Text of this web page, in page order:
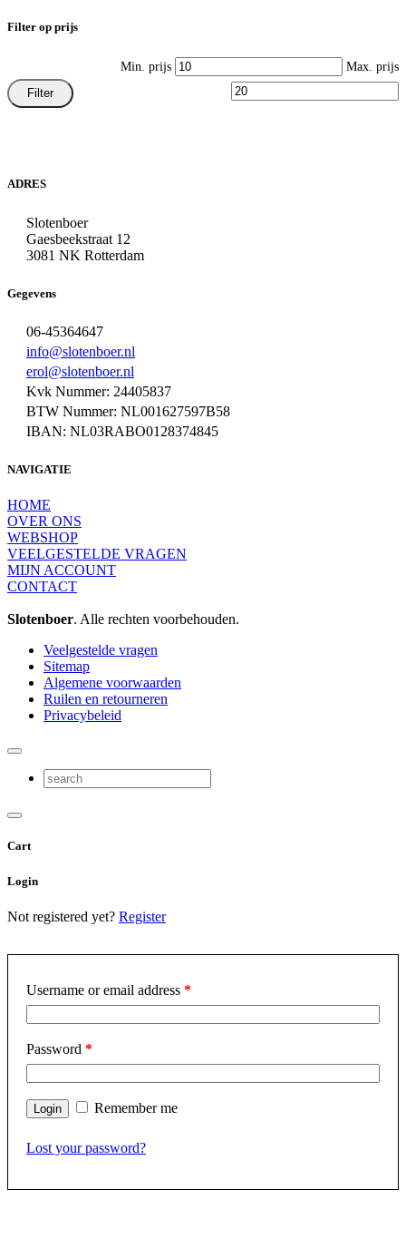
Filter op prijs
Min. prijs Max. prijs
Filter
ADRES
Slotenboer
Gaesbeekstraat 12
3081 NK Rotterdam
Gegevens
06-45364647
info@slotenboer.nl
erol@slotenboer.nl
Kvk Nummer: 24405837
BTW Nummer: NL001627597B58
IBAN: NL03RABO0128374845
NAVIGATIE
HOME
OVER ONS
WEBSHOP
VEELGESTELDE VRAGEN
MIJN ACCOUNT
CONTACT
Slotenboer. Alle rechten voorbehouden.
Veelgestelde vragen
Sitemap
Algemene voorwaarden
Ruilen en retourneren
Privacybeleid
Cart
Login
Not registered yet? Register
Username or email address *
Password *
Remember me
Lost your password?